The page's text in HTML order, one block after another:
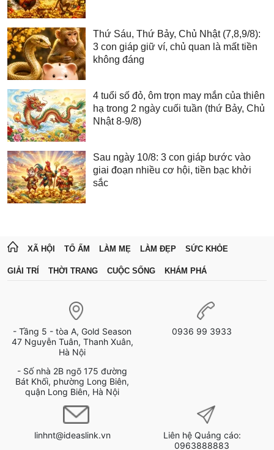
Thứ Sáu, Thứ Bảy, Chủ Nhật (7,8,9/8):
3 con giáp giữ ví, chủ quan là mất tiền
không đáng
4 tuổi số đỏ, ôm trọn may mắn của thiên
hạ trong 2 ngày cuối tuần (thứ Bảy, Chủ
Nhật 8-9/8)
Sau ngày 10/8: 3 con giáp bước vào
giai đoạn nhiều cơ hội, tiền bạc khởi
sắc
XÃ HỘI TỔ ẤM LÀM MẸ LÀM ĐẸP SỨC KHỎE
GIẢI TRÍ THỜI TRANG CUỘC SỐNG KHÁM PHÁ
- Tầng 5 - tòa A, Gold Season
47 Nguyễn Tuân, Thanh Xuân,
Hà Nội
- Số nhà 2B ngõ 175 đường
Bát Khối, phường Long Biên,
quận Long Biên, Hà Nội
0936 99 3933
linhnt@ideaslink.vn
Liên hệ Quảng cáo:
0963888883